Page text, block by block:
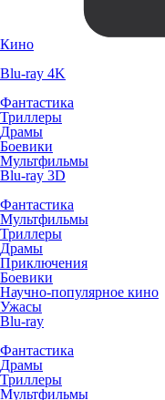
Кино
Blu-ray 4K
Фантастика
Триллеры
Драмы
Боевики
Мультфильмы
Blu-ray 3D
Фантастика
Мультфильмы
Триллеры
Драмы
Приключения
Боевики
Научно-популярное кино
Ужасы
Blu-ray
Фантастика
Драмы
Триллеры
Мультфильмы